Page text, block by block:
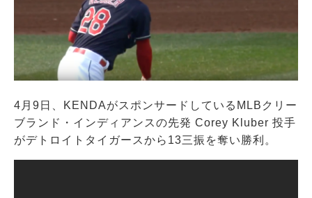
4月9日、KENDAがスポンサードしているMLBクリー
ブランド・インディアンスの先発 Corey Kluber 投手
がデトロイトタイガースから13三振を奪い勝利。